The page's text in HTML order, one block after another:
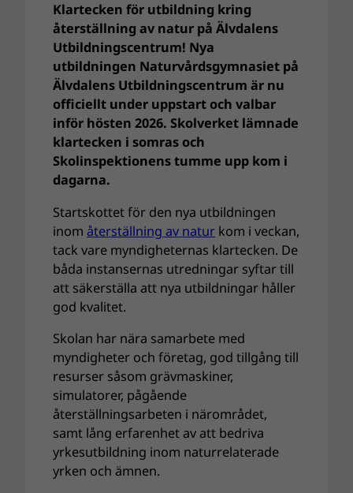
Klartecken för utbildning kring
återställning av natur på Älvdalens
Utbildningscentrum! Nya
utbildningen Naturvårdsgymnasiet på
Älvdalens Utbildningscentrum är nu
officiellt under uppstart och valbar
inför hösten 2026. Skolverket lämnade
klartecken i somras och
Skolinspektionens tumme upp kom i
dagarna.
Startskottet för den nya utbildningen
inom återställning av natur kom i veckan,
tack vare myndigheternas klartecken. De
båda instansernas utredningar syftar till
att säkerställa att nya utbildningar håller
god kvalitet.
Skolan har nära samarbete med
myndigheter och företag, god tillgång till
resurser såsom grävmaskiner,
simulatorer, pågående
återställningsarbeten i närområdet,
samt lång erfarenhet av att bedriva
yrkesutbildning inom naturrelaterade
yrken och ämnen.